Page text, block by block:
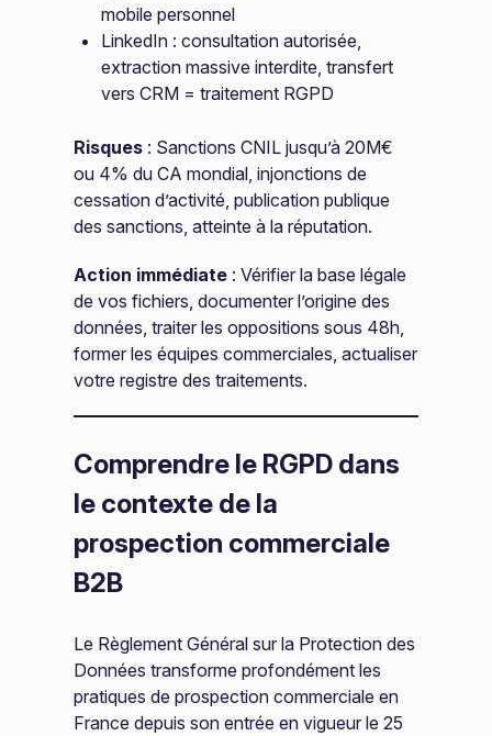
mobile personnel
LinkedIn : consultation autorisée,
extraction massive interdite, transfert
vers CRM = traitement RGPD
Risques : Sanctions CNIL jusqu’à 20M€
ou 4% du CA mondial, injonctions de
cessation d’activité, publication publique
des sanctions, atteinte à la réputation.
Action immédiate : Vérifier la base légale
de vos fichiers, documenter l’origine des
données, traiter les oppositions sous 48h,
former les équipes commerciales, actualiser
votre registre des traitements.
Comprendre le RGPD dans
le contexte de la
prospection commerciale
B2B
Le Règlement Général sur la Protection des
Données transforme profondément les
pratiques de prospection commerciale en
France depuis son entrée en vigueur le 25